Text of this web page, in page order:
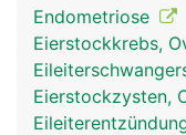
als Eisprung
Endometriose
Eierstockkrebs,
Eierstockzysten,